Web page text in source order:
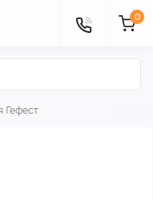
0
Гефест